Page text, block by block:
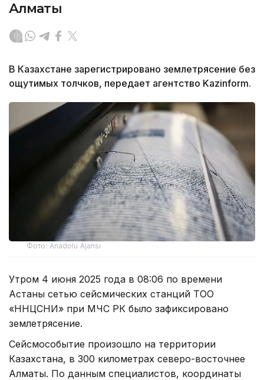
Алматы
В Казахстане зарегистрировано землетрясение без
ощутимых толчков, передает агентство Kazinform.
Фото: Anadolu Ajansı
Утром 4 июня 2025 года в 08:06 по времени
Астаны сетью сейсмических станций ТОО
«ННЦСНИ» при МЧС РК было зафиксировано
землетрясение.
Сейсмособытие произошло на территории
Казахстана, в 300 километрах северо-восточнее
Алматы. По данным специалистов, координаты